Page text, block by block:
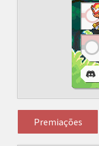
Premiações